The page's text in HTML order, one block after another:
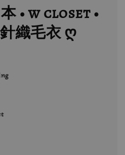
• w closet •
織毛衣 ღ